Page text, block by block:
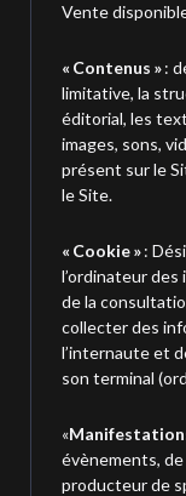
Vente
« Contenus »:
limitative, la
éditorial, les
images, sons,
présent sur le
le Site.
« Cookie »:
l’ordinateur
de la
collecter des
l’internaute et
son terminal
«
évènements,
producteur de